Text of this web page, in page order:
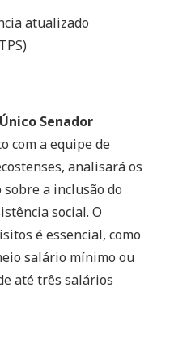
atualizado
Senador
com a equipe de
analisará os
a inclusão do
social. O
é essencial, como
salário mínimo ou
até três salários